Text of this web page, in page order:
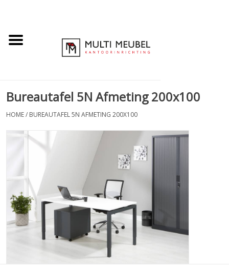
Bureautafel 5N Afmeting 200x100
HOME/ BUREAUTAFEL 5N AFMETING 200X100